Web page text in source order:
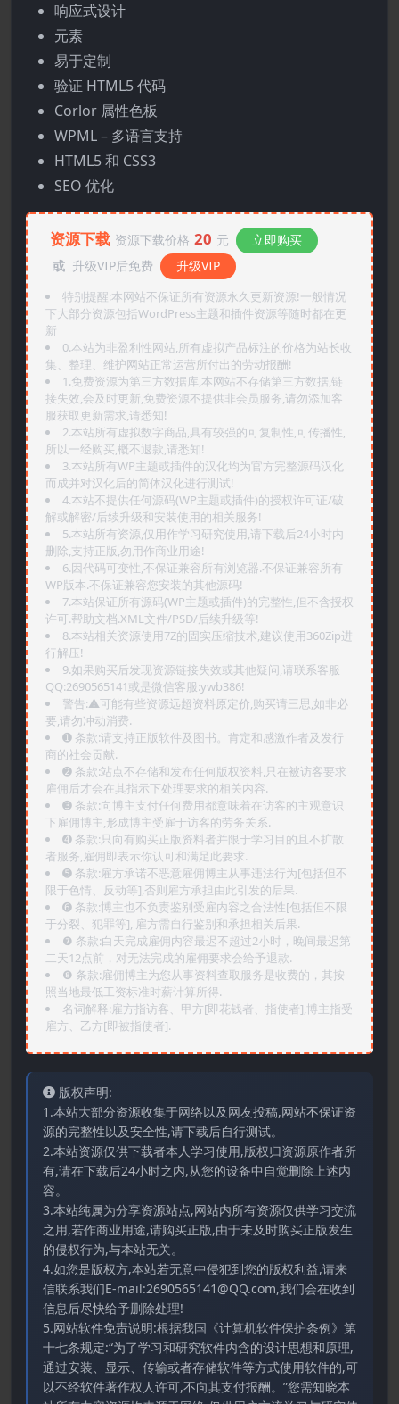
响应式设计
元素
易于定制
验证 HTML5 代码
Corlor 属性色板
WPML – 多语言支持
HTML5 和 CSS3
SEO 优化
资源下载 资源下载价格 20 元
立即购买
或 升级VIP后免费 升级VIP
特别提醒:本网站不保证所有资源永久更新资源!一般情况
下大部分资源包括WordPress主题和插件资源等随时都在更
新
0.本站为非盈利性网站,所有虚拟产品标注的价格为站长收
集、整理、维护网站正常运营所付出的劳动报酬!
1.免费资源为第三方数据库,本网站不存储第三方数据,链
接失效,会及时更新,免费资源不提供非会员服务,请勿添加客
服获取更新需求,请悉知!
2.本站所有虚拟数字商品,具有较强的可复制性,可传播性,
所以一经购买,概不退款,请悉知!
3.本站所有WP主题或插件的汉化均为官方完整源码汉化
而成并对汉化后的简体汉化进行测试!
4.本站不提供任何源码(WP主题或插件)的授权许可证/破
解或解密/后续升级和安装使用的相关服务!
5.本站所有资源,仅用作学习研究使用,请下载后24小时内
删除,支持正版,勿用作商业用途!
6.因代码可变性,不保证兼容所有浏览器.不保证兼容所有
WP版本.不保证兼容您安装的其他源码!
7.本站保证所有源码(WP主题或插件)的完整性,但不含授权
许可.帮助文档.XML文件/PSD/后续升级等!
8.本站相关资源使用7Z的固实压缩技术,建议使用360Zip进
行解压!
9.如果购买后发现资源链接失效或其他疑问,请联系客服
QQ:2690565141或是微信客服:ywb386!
警告:⚠️可能有些资源远超资料原定价,购买请三思,如非必
要,请勿冲动消费.
➊️ 条款:请支持正版软件及图书。肯定和感激作者及发行
商的社会贡献.
➋️ 条款:站点不存储和发布任何版权资料,只在被访客要求
雇佣后才会在其指示下处理要求的相关内容.
➌️ 条款:向博主支付任何费用都意味着在访客的主观意识
下雇佣博主,形成博主受雇于访客的劳务关系.
➍️ 条款:只向有购买正版资料者并限于学习目的且不扩散
者服务,雇佣即表示你认可和满足此要求.
➎ 条款:雇方承诺不恶意雇佣博主从事违法行为[包括但不
限于色情、反动等],否则雇方承担由此引发的后果.
➏️ 条款:博主也不负责鉴别受雇内容之合法性[包括但不限
于分裂、犯罪等], 雇方需自行鉴别和承担相关后果.
❼ 条款:白天完成雇佣内容最迟不超过2小时，晚间最迟第
二天12点前，对无法完成的雇佣要求会给予退款.
❽ 条款:雇佣博主为您从事资料查取服务是收费的，其按
照当地最低工资标准时薪计算所得.
名词解释:雇方指访客、甲方[即花钱者、指使者],博主指受
雇方、乙方[即被指使者].
版权声明:
1.本站大部分资源收集于网络以及网友投稿,网站不保证资
源的完整性以及安全性,请下载后自行测试。
2.本站资源仅供下载者本人学习使用,版权归资源原作者所
有,请在下载后24小时之内,从您的设备中自觉删除上述内
容。
3.本站纯属为分享资源站点,网站内所有资源仅供学习交流
之用,若作商业用途,请购买正版,由于未及时购买正版发生
的侵权行为,与本站无关。
4.如您是版权方,本站若无意中侵犯到您的版权利益,请来
信联系我们E-mail:2690565141@QQ.com,我们会在收到
信息后尽快给予删除处理!
5.网站软件免责说明:根据我国《计算机软件保护条例》第
十七条规定:“为了学习和研究软件内含的设计思想和原理,
通过安装、显示、传输或者存储软件等方式使用软件的,可
以不经软件著作权人许可,不向其支付报酬。”您需知晓本